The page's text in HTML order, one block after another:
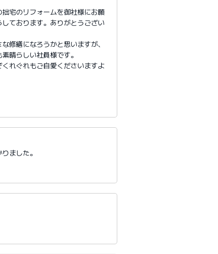
宅のリフォームを御社様にお願
ております。ありがとうござい
修繕になろうかと思いますが、
晴らしい社員様です。
れぐれもご自愛くださいますよ
ました。